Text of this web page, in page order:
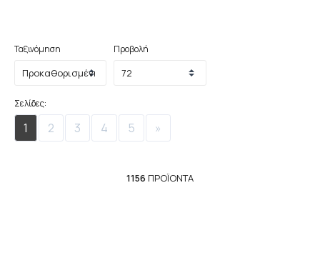
Ταξινόμηση Προβολή
Σελίδες:
1 2 3 4 5 »
1156 ΠΡΟΪΌΝΤΑ